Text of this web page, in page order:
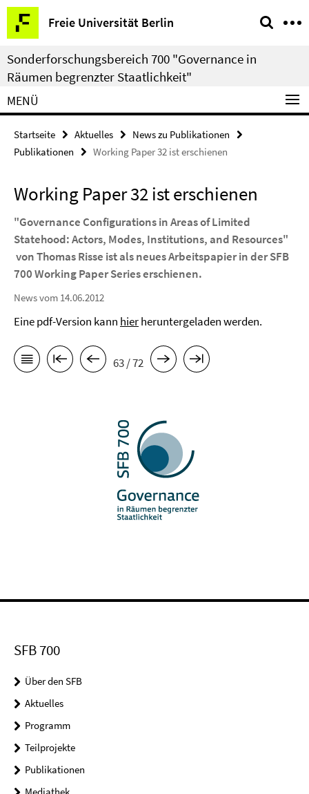
Springe
direkt
zu
Inhalt
Freie Universität Berlin
Service-
Navigation
Sonderforschungsbereich 700 "Governance in
Räumen begrenzter Staatlichkeit"
MENÜ
Startseite Aktuelles
News zu Publikationen
Publikationen
Working Paper 32 ist erschienen
Working Paper 32 ist erschienen
"Governance Configurations in Areas of Limited
Statehood: Actors, Modes, Institutions, and Resources"
von Thomas Risse ist als neues Arbeitspapier in der SFB
700 Working Paper Series erschienen.
News vom 14.06.2012
Eine pdf-Version kann hierheruntergeladen werden.
63 / 72
SFB 700
Über den SFB
Aktuelles
Programm
Teilprojekte
Publikationen